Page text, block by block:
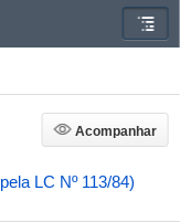
Acompanhar
Acompanhar
LC Nº 113/84)